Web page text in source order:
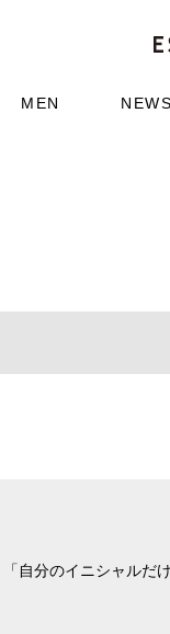
MEN NEWS
自分のイニシャル